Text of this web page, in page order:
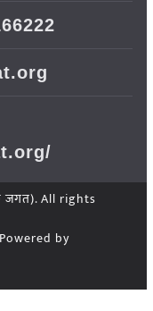
जगत). All rights
by